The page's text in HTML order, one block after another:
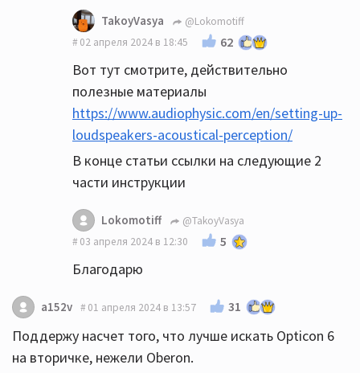
TakoyVasya
@Lokomotiff
02 апреля 2024 в 18:45
62
Вот тут смотрите, действительно
полезные материалы
https://www.audiophysic.com/en/setting-up-
loudspeakers-acoustical-perception/
В конце статьи ссылки на следующие 2
части инструкции
Lokomotiff
@TakoyVasya
03 апреля 2024 в 12:30
5
Благодарю
a152v 01 апреля 2024 в 13:57 31
Поддержу насчет того, что лучше искать Opticon 6
на вторичке, нежели Oberon.